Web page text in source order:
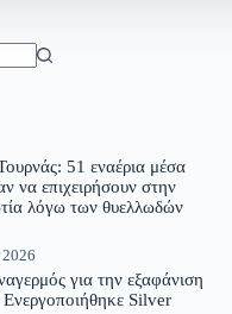
51 εναέρια μέσα
να επιχειρήσουν στην
λόγω των θυελλωδών
2026
για την εξαφάνιση
Silver